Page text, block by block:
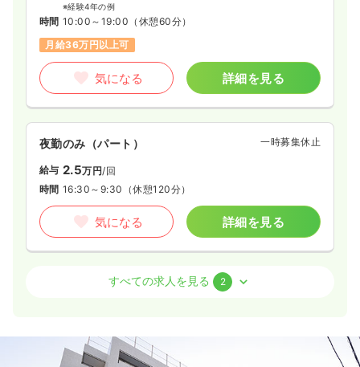
※経験4年の例
時間 10:00～19:00 （休憩60分）
月給36万円以上可
気になる 詳細を見る
夜勤のみ（パート） 一時募集休止
給与 2.5万円/回
時間 16:30～9:30 （休憩120分）
気になる 詳細を見る
正・准看護師
32.8万円/月
※経験6年の例
すべての求人を見る 2